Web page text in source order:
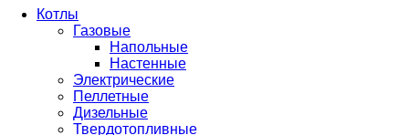
Котлы
Газовые
Напольные
Настенные
Электрические
Пеллетные
Дизельные
Твердотопливные